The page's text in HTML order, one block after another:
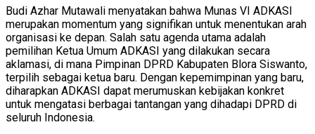
Budi Azhar Mutawali menyatakan bahwa Munas VI ADKASI
merupakan momentum yang signifikan untuk menentukan arah
organisasi ke depan. Salah satu agenda utama adalah
pemilihan Ketua Umum ADKASI yang dilakukan secara
aklamasi, di mana Pimpinan DPRD Kabupaten Blora Siswanto,
terpilih sebagai ketua baru. Dengan kepemimpinan yang baru,
diharapkan ADKASI dapat merumuskan kebijakan konkret
untuk mengatasi berbagai tantangan yang dihadapi DPRD di
seluruh Indonesia.